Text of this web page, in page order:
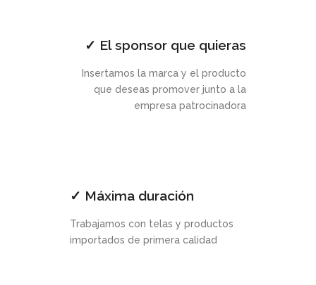
✓ El sponsor que quieras
Insertamos la marca y el producto
que deseas promover junto a la
empresa patrocinadora
✓ Máxima duración
Trabajamos con telas y productos
importados de primera calidad